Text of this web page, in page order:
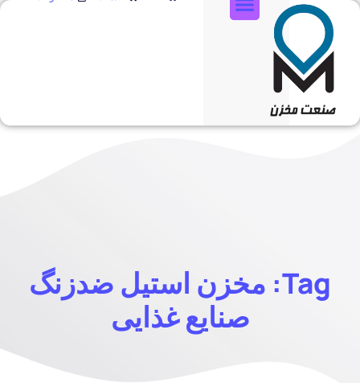
Tag: مخزن استیل ضدزنگ
صنایع غذایی